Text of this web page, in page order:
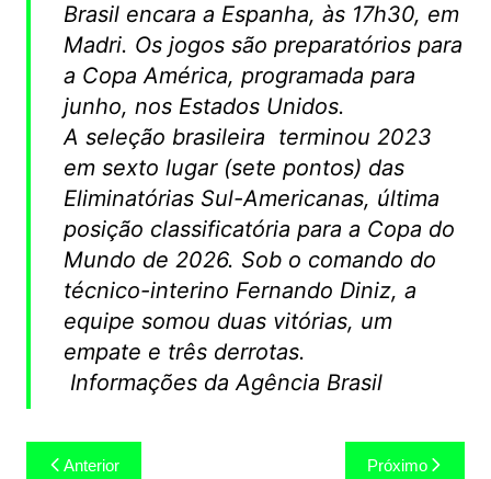
Brasil encara a Espanha, às 17h30, em
Madri. Os jogos são preparatórios para
a Copa América, programada para
junho, nos Estados Unidos.
A seleção brasileira terminou 2023
em sexto lugar (sete pontos) das
Eliminatórias Sul-Americanas, última
posição classificatória para a Copa do
Mundo de 2026. Sob o comando do
técnico-interino Fernando Diniz, a
equipe somou duas vitórias, um
empate e três derrotas.
Informações da Agência Brasil
Navegação
Anterior Próximo